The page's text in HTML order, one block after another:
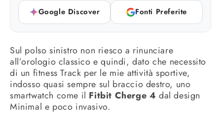
Google Discover
Fonti Preferite
Sul polso sinistro non riesco a rinunciare
all’orologio classico e quindi, dato che necessito
di un fitness Track per le mie attività sportive,
indosso quasi sempre sul braccio destro, uno
smartwatch come il Fitbit Cherge 4 dal design
Minimal e poco invasivo.